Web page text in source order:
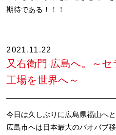
期待である！！！
2021.11.22
又右衛門 広島へ。～
工場を世界へ～
今日は久しぶりに広島県福山へと
広島市へは日本最大のバオバブ